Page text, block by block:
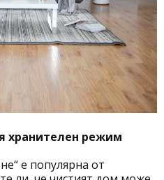
хранителен режим
е популярна от